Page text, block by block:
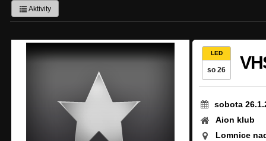
Aktivity
LED
so 26
sobota
Aion klub
Lomnice